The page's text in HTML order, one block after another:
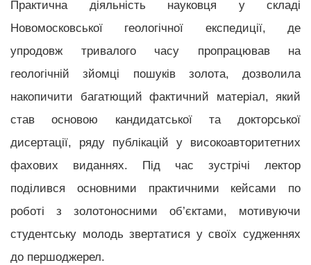
Практична діяльність науковця у складі
Новомосковської геологічної експедиції, де
упродовж тривалого часу пропрацював на
геологічній зйомці пошуків золота, дозволила
накопичити багатющий фактичний матеріал, який
став основою кандидатської та докторської
дисертації, ряду публікацій у високоавторитетних
фахових виданнях. Під час зустрічі лектор
поділився основними практичними кейсами по
роботі з золотоносними об’єктами, мотивуючи
студентську молодь звертатися у своїх судженнях
до першоджерел.